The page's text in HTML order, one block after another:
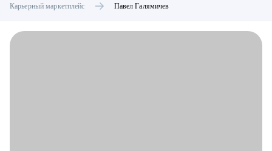
Карьерный маркетплейс Павел Галямичев